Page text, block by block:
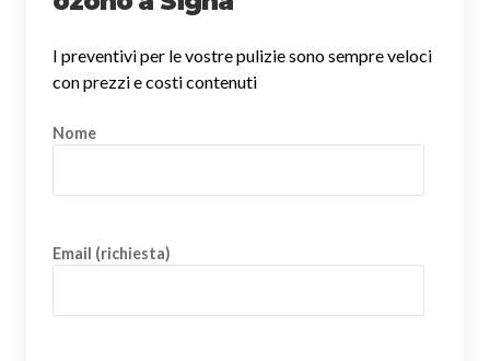
I preventivi per le vostre pulizie sono sempre veloci
con prezzi e costi contenuti
Nome
Email (richiesta)